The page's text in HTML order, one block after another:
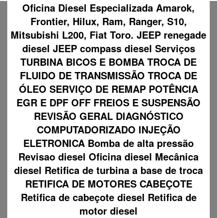
Oficina Diesel Especializada Amarok,
Frontier, Hilux, Ram, Ranger, S10,
Mitsubishi L200, Fiat Toro. JEEP renegade
diesel JEEP compass diesel Serviços
TURBINA BICOS E BOMBA TROCA DE
FLUIDO DE TRANSMISSÃO TROCA DE
ÓLEO SERVIÇO DE REMAP POTÊNCIA
EGR E DPF OFF FREIOS E SUSPENSÃO
REVISÃO GERAL DIAGNÓSTICO
COMPUTADORIZADO INJEÇÃO
ELETRONICA Bomba de alta pressão
Revisao diesel Oficina diesel Mecânica
diesel Retifica de turbina a base de troca
RETIFICA DE MOTORES CABEÇOTE
Retifica de cabeçote diesel Retifica de
motor diesel